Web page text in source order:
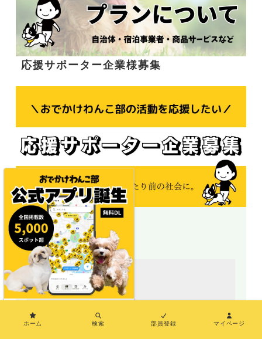
応援サポーター企業様募集
＼地図で探せる／
ホーム 検索 部員登録 マイページ